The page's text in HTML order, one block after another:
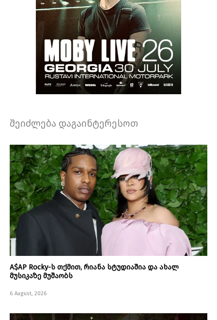
შეიძლება დაგაინტერესოთ
A$AP Rocky-ს თქმით, რიანა სტუდიაშია და ახალ
მუსიკაზე მუშაობს
6 August, 2026